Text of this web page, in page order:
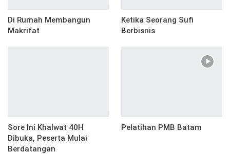
Di Rumah Membangun
Makrifat
Ketika Seorang Sufi
Berbisnis
Sore Ini Khalwat 40H
Dibuka, Peserta Mulai
Berdatangan
Pelatihan PMB Batam